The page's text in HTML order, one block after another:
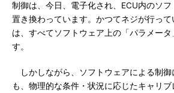
制御は、今日、電子化され、ECU内のソ
置き換わっています。かつてネジが行っ
は、すべてソフトウェア上の「パラメー
す。
しかしながら、ソフトウェアによる制御
も、物理的な条件・状況に応じたキャリ